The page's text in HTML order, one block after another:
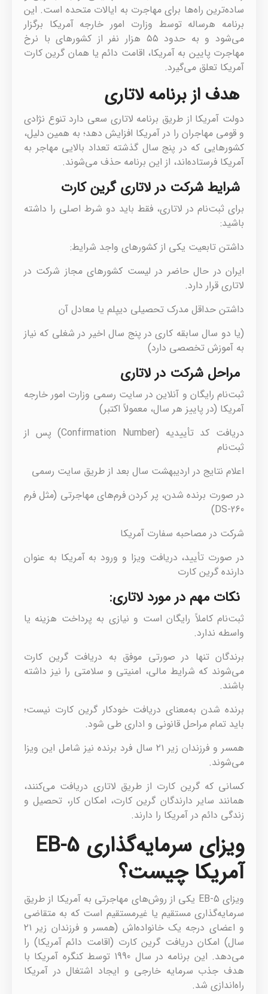
ساده‌ترین راه‌ها برای مهاجرت به ایالات متحده است. این
برنامه هرساله توسط وزارت امور خارجه آمریکا برگزار
می‌شود و به حدود ۵۵ هزار نفر از کشورهای با نرخ
مهاجرت پایین به آمریکا، اقامت دائم یا همان گرین کارت
آمریکا تعلق می‌گیرد.
هدف از برنامه لاتاری
دولت آمریکا از طریق برنامه لاتاری سعی دارد تنوع نژادی
و قومی مهاجران را در آمریکا افزایش دهد؛ به همین دلیل،
کشورهایی که در پنج سال گذشته تعداد بالایی مهاجر به
آمریکا فرستاده‌اند، از این برنامه حذف می‌شوند.
شرایط شرکت در لاتاری گرین کارت
برای ثبت‌نام در لاتاری، فقط باید دو شرط اصلی را داشته
باشید:
داشتن تابعیت یکی از کشورهای واجد شرایط:
ایران در حال حاضر در لیست کشورهای مجاز شرکت در
لاتاری قرار دارد.
داشتن حداقل مدرک تحصیلی دیپلم یا معادل آن
(یا دو سال سابقه کاری در پنج سال اخیر در شغلی که نیاز
به آموزش تخصصی دارد)
مراحل شرکت در لاتاری
ثبت‌نام رایگان و آنلاین در سایت رسمی وزارت امور خارجه
آمریکا (در پاییز هر سال، معمولاً اکتبر)
دریافت کد تأییدیه (Confirmation Number) پس از
ثبت‌نام
اعلام نتایج در اردیبهشت سال بعد از طریق سایت رسمی
در صورت برنده شدن، پر کردن فرم‌های مهاجرتی (مثل فرم
DS-260)
شرکت در مصاحبه سفارت آمریکا
در صورت تأیید، دریافت ویزا و ورود به آمریکا به عنوان
دارنده گرین کارت
نکات مهم در مورد لاتاری:
ثبت‌نام کاملاً رایگان است و نیازی به پرداخت هزینه یا
واسطه ندارد.
برندگان تنها در صورتی موفق به دریافت گرین کارت
می‌شوند که شرایط مالی، امنیتی و سلامتی را نیز داشته
باشند.
برنده شدن به‌معنای دریافت خودکار گرین کارت نیست؛
باید تمام مراحل قانونی و اداری طی شود.
همسر و فرزندان زیر ۲۱ سال فرد برنده نیز شامل این ویزا
می‌شوند.
کسانی که گرین کارت از طریق لاتاری دریافت می‌کنند،
همانند سایر دارندگان گرین کارت، امکان کار، تحصیل و
زندگی دائم در آمریکا را دارند.
ویزای سرمایه‌گذاری EB-5
آمریکا چیست؟
ویزای EB-5 یکی از روش‌های مهاجرتی به آمریکا از طریق
سرمایه‌گذاری مستقیم یا غیرمستقیم است که به متقاضی
و اعضای درجه یک خانواده‌اش (همسر و فرزندان زیر ۲۱
سال) امکان دریافت گرین کارت (اقامت دائم آمریکا) را
می‌دهد. این برنامه در سال 1990 توسط کنگره آمریکا با
هدف جذب سرمایه خارجی و ایجاد اشتغال در آمریکا
راه‌اندازی شد.